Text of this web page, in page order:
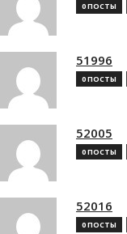
0 ПОСТЫ
51996
0 ПОСТЫ
52005
0 ПОСТЫ
52016
0 ПОСТЫ